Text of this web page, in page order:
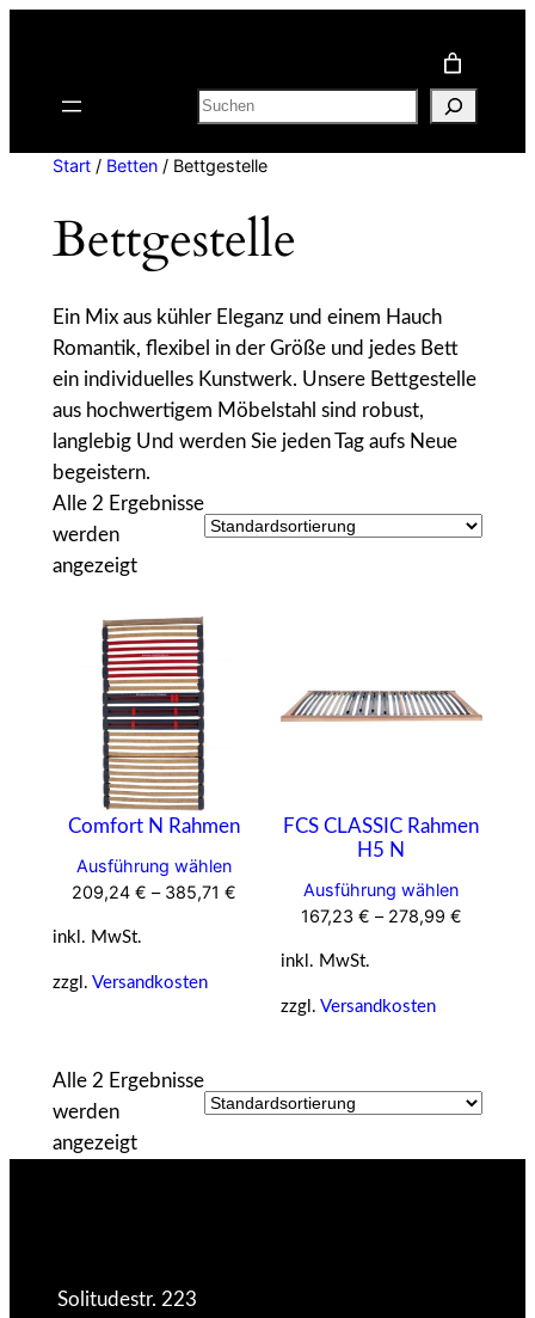
Suchen
Start/ Betten/ Bettgestelle
Bettgestelle
Ein Mix aus kühler Eleganz und einem Hauch
Romantik, flexibel in der Größe und jedes Bett
ein individuelles Kunstwerk. Unsere Bettgestelle
aus hochwertigem Möbelstahl sind robust,
langlebig Und werden Sie jeden Tag aufs Neue
begeistern.
Alle 2 Ergebnisse
werden
angezeigt
Comfort N Rahmen
Ausführung wählen
209,24 € – 385,71 €
inkl. MwSt.
zzgl. Versandkosten
FCS CLASSIC Rahmen
H5 N
Ausführung wählen
167,23 € – 278,99 €
inkl. MwSt.
zzgl. Versandkosten
Alle 2 Ergebnisse
werden
angezeigt
Solitudestr. 223